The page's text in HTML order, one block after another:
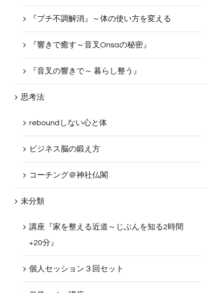
『プチ不調解消』～体の使い方を変える
『響きで癒す～音叉Onsaの秘密』
『音叉の響きで～ 暮らし整う』
思考法
reboundしない心と体
ビジネス脳の鍛え方
コーチング＠神社仏閣
未分類
講座『家を整える近道～じぶんを知る2時間
+20分』
個人セッション３回セット